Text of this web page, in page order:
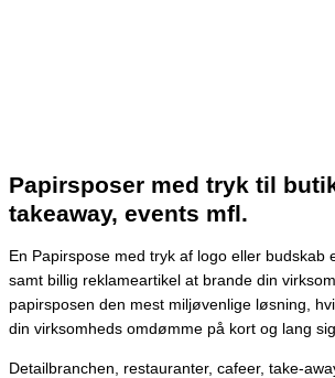
Papirsposer med tryk til
takeaway, events mfl.
En Papirspose med tryk af logo eller budskab
samt billig reklameartikel at brande din
papirsposen den mest miljøvenlige løsning,
din virksomheds omdømme på kort og lang
Detailbranchen, restauranter, cafeer, take-